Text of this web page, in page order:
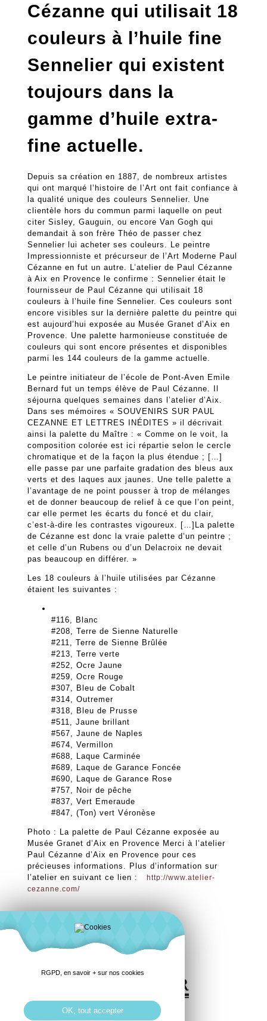
Cézanne qui utilisait 18
couleurs à l’huile fine
Sennelier qui existent
toujours dans la
gamme d’huile extra-
fine actuelle.
Depuis sa création en 1887, de nombreux artistes
qui ont marqué l’histoire de l’Art ont fait confiance à
la qualité unique des couleurs Sennelier. Une
clientèle hors du commun parmi laquelle on peut
citer Sisley, Gauguin, ou encore Van Gogh qui
demandait à son frère Théo de passer chez
Sennelier lui acheter ses couleurs. Le peintre
Impressionniste et précurseur de l’Art Moderne Paul
Cézanne en fut un autre. L’atelier de Paul Cézanne
à Aix en Provence le confirme : Sennelier était le
fournisseur de Paul Cézanne qui utilisait 18
couleurs à l’huile fine Sennelier. Ces couleurs sont
encore visibles sur la dernière palette du peintre qui
est aujourd’hui exposée au Musée Granet d’Aix en
Provence. Une palette harmonieuse constituée de
couleurs qui sont encore présentes et disponibles
parmi les 144 couleurs de la gamme actuelle.
Le peintre initiateur de l’école de Pont-Aven Emile
Bernard fut un temps élève de Paul Cézanne. Il
séjourna quelques semaines dans l’atelier d’Aix.
Dans ses mémoires « SOUVENIRS SUR PAUL
CEZANNE ET LETTRES INÉDITES » il décrivait
ainsi la palette du Maître : « Comme on le voit, la
composition colorée est ici répartie selon le cercle
chromatique et de la façon la plus étendue ; […]
elle passe par une parfaite gradation des bleus aux
verts et des laques aux jaunes. Une telle palette a
l’avantage de ne point pousser à trop de mélanges
et de donner beaucoup de relief à ce que l’on peint,
car elle permet les écarts du foncé et du clair,
c’est-à-dire les contrastes vigoureux. […]La palette
de Cézanne est donc la vraie palette d’un peintre ;
et celle d’un Rubens ou d’un Delacroix ne devait
pas beaucoup en différer. »
Les 18 couleurs à l’huile utilisées par Cézanne
étaient les suivantes :
#116, Blanc
#208, Terre de Sienne Naturelle
#211, Terre de Sienne Brûlée
#213, Terre verte
#252, Ocre Jaune
#259, Ocre Rouge
#307, Bleu de Cobalt
#314, Outremer
#318, Bleu de Prusse
#511, Jaune brillant
#567, Jaune de Naples
#674, Vermillon
#688, Laque Carminée
#689, Laque de Garance Foncée
#690, Laque de Garance Rose
#757, Noir de pêche
#837, Vert Emeraude
#847, (Ton) vert Véronèse
Photo : La palette de Paul Cézanne exposée au
Musée Granet d’Aix en Provence Merci à l’atelier
Paul Cézanne d’Aix en Provence pour ces
précieuses informations. Plus d’information sur
l’atelier en suivant ce lien :http://www.atelier-
cezanne.com/
RGPD, en savoir + sur nos cookies
OK, tout accepter